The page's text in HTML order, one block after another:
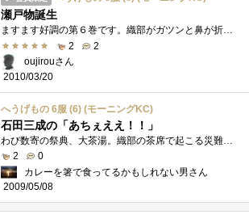
瀬戸物誕生
ますます好調の第６巻です。織部がガツンと鼻が折れて、その後欲しいものは自分で創るしかないと決心する、一大転機の巻です。やはり挫折が�...
2
2
oujirouさん
2010/03/20
へうげもの 6服 (6) (モーニングKC)
石田三成の「あちぇええ！！」
2
0
カレーを箸で食ってるかもしれない男さん
2009/05/08